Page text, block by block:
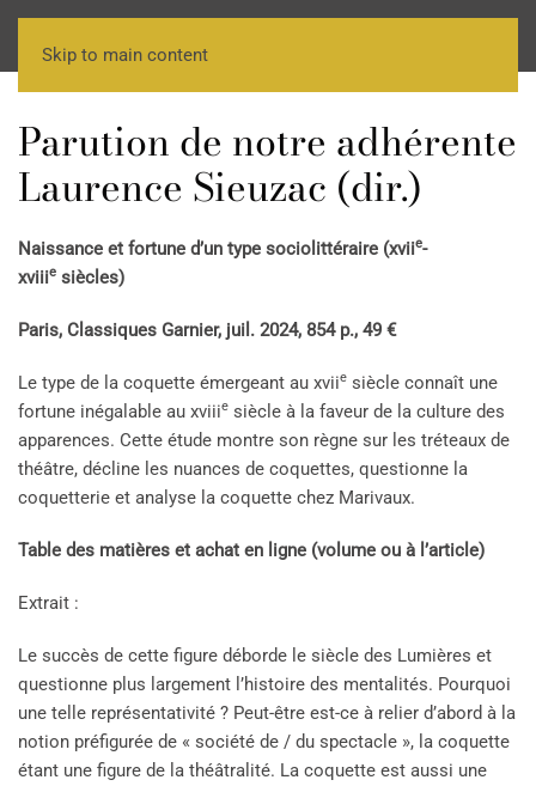
Skip to main content
Parution de notre adhérente
Laurence Sieuzac (dir.)
Naissance et fortune d’un type sociolittéraire (xviie-
xviiie siècles)
Paris, Classiques Garnier, juil. 2024, 854 p., 49 €
Le type de la coquette émergeant au xviie siècle connaît une
fortune inégalable au xviiie siècle à la faveur de la culture des
apparences. Cette étude montre son règne sur les tréteaux de
théâtre, décline les nuances de coquettes, questionne la
coquetterie et analyse la coquette chez Marivaux.
Table des matières et achat en ligne (volume ou à l’article)
Extrait :
Le succès de cette figure déborde le siècle des Lumières et
questionne plus largement l’histoire des mentalités. Pourquoi
une telle représentativité ? Peut-être est-ce à relier d’abord à la
notion préfigurée de « société de / du spectacle », la coquette
étant une figure de la théâtralité. La coquette est aussi une